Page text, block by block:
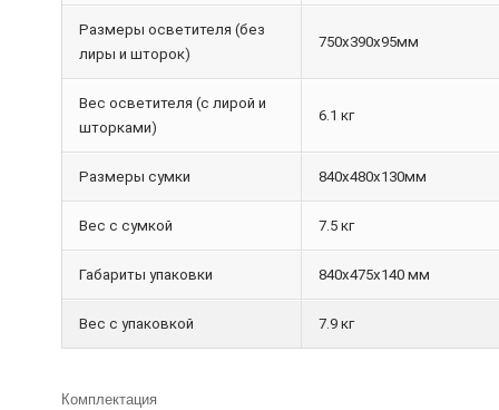
Размеры осветителя (без
лиры и шторок)
750х390х95мм
Вес осветителя (с лирой и
шторками)
6.1 кг
Размеры сумки 840х480х130мм
Вес с сумкой 7.5 кг
Габариты упаковки 840х475х140 мм
Вес с упаковкой 7.9 кг
Комплектация